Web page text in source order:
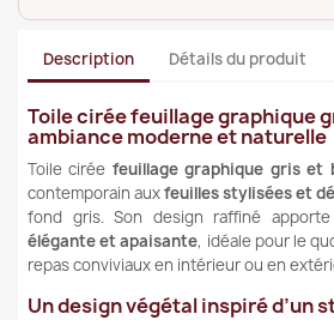
Description Détails du produit
Toile cirée feuillage graphique
ambiance moderne et naturelle
Toile cirée feuillage graphique gris et
contemporain auxfeuilles stylisées et
fond gris. Son design raffiné
élégante et apaisante, idéale pour le
repas conviviaux en intérieur ou en
Un design végétal inspiré d’un